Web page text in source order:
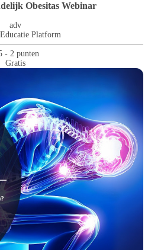
Obesitas Webinar
adv
Platform
- 2 punten
Gratis